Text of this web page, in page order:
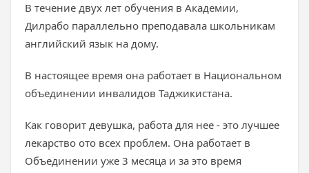
В течение двух лет обучения в Академии,
Дилрабо параллельно преподавала школьникам
английский язык на дому.
В настоящее время она работает в Национальном
объединении инвалидов Таджикистана.
Как говорит девушка, работа для нее - это лучшее
лекарство ото всех проблем. Она работает в
Объединении уже 3 месяца и за это время